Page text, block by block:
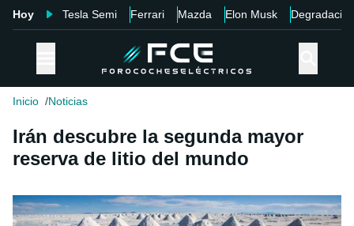
Hoy Tesla Semi Ferrari Mazda Elon Musk Degradación
Inicio Noticias
Irán descubre la segunda mayor
reserva de litio del mundo